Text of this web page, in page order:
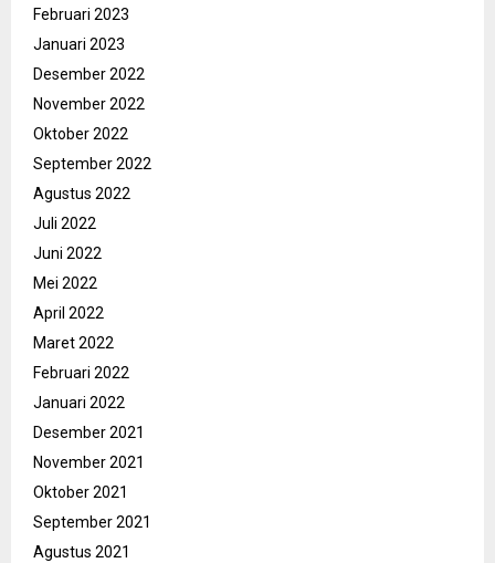
Februari 2023
Januari 2023
Desember 2022
November 2022
Oktober 2022
September 2022
Agustus 2022
Juli 2022
Juni 2022
Mei 2022
April 2022
Maret 2022
Februari 2022
Januari 2022
Desember 2021
November 2021
Oktober 2021
September 2021
Agustus 2021